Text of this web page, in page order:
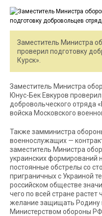
Заместитель Министра
проверил подготовку
Курск».
Заместитель Министра
Юнус-Бек Евкуров
добровольческого отряда
войска Московского
Также замминистра
военнослужащих —
заместитель Министра
украинских формирований
постоянные обстрелы со
приграничных с Украиной
российском обществе
чего по всей стране
желание защищать Родину
Министерством обороны РФ.